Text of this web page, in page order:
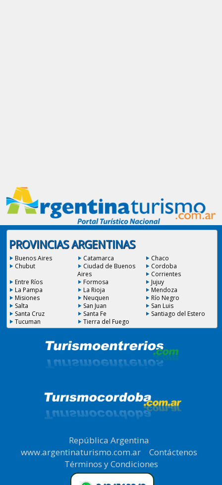
PROVINCIAS ARGENTINAS
Buenos Aires Catamarca
Chaco
Chubut
Ciudad de Buenos
Aires
Cordoba
Corrientes
Entre Ríos
Formosa
Jujuy
La Pampa
La Rioja
Mendoza
Misiones
Neuquen
Río Negro
Salta
San Juan
San Luis
Santa Cruz
Santa Fe
Santiago del Estero
Tucuman
Tierra del Fuego
República Argentina
www.argentinaturismo.com.ar| Contáctenos
Términos y Condiciones